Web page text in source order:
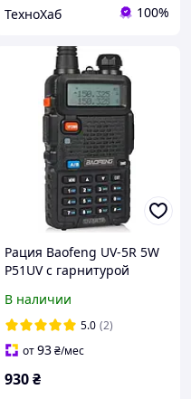
ТехноХаб 100%
Рация Baofeng UV-5R 5W
P51UV с гарнитурой
В наличии
5.0 (2)
от93₴/мес
930₴